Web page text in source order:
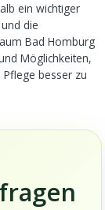
ein wichtiger
die
Bad Homburg
Möglichkeiten,
besser zu